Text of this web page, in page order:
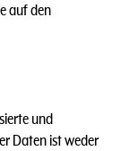
auf den
und
Daten ist weder